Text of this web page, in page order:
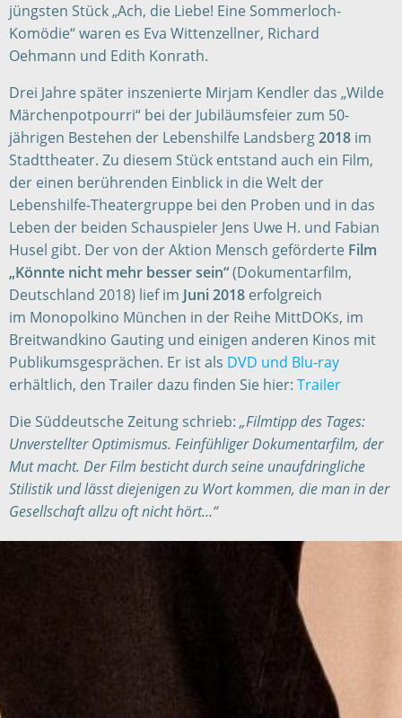
jüngsten Stück „Ach, die Liebe! Eine Sommerloch-
Komödie“ waren es Eva Wittenzellner, Richard
Oehmann und Edith Konrath.
Drei Jahre später inszenierte Mirjam Kendler das „Wilde
Märchenpotpourri“ bei der Jubiläumsfeier zum 50-
jährigen Bestehen der Lebenshilfe Landsberg2018 im
Stadttheater. Zu diesem Stück entstand auch ein Film,
der einen berührenden Einblick in die Welt der
Lebenshilfe-Theatergruppe bei den Proben und in das
Leben der beiden Schauspieler Jens Uwe H. und Fabian
Husel gibt. Der von der Aktion Mensch geförderte Film
„Könnte nicht mehr besser sein“(Dokumentarfilm,
Deutschland 2018) lief im Juni 2018 erfolgreich
im Monopolkino München in der Reihe MittDOKs, im
Breitwandkino Gauting und einigen anderen Kinos mit
Publikumsgesprächen. Er ist als DVD und Blu-ray
erhältlich, den Trailer dazu finden Sie hier: Trailer
Die Süddeutsche Zeitung schrieb: „Filmtipp des Tages:
Unverstellter Optimismus. Feinfühliger Dokumentarfilm, der
Mut macht. Der Film besticht durch seine unaufdringliche
Stilistik und lässt diejenigen zu Wort kommen, die man in der
Gesellschaft allzu oft nicht hört…“